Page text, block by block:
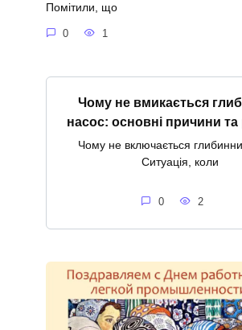
Помітили, що
0 1
Чому не вмикається
насос: основні причини та
Чому не включається
Ситуація, коли
0 2